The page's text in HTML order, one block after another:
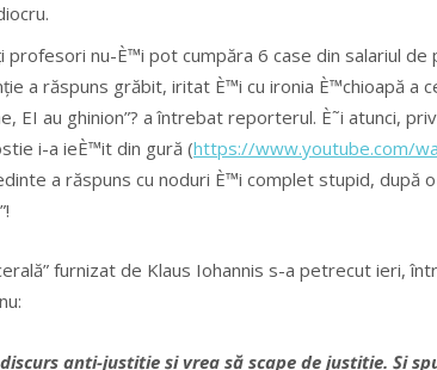
profesori nu-È™i pot cumpăra 6 case din salariul
a răspuns grăbit, iritat È™i cu ironia È™chioapă a
EI au ghinion”? a întrebat reporterul. È˜i atunci,
i-a ieÈ™it din gură (https://www.youtube.com/
a răspuns cu noduri È™i complet stupid, după
furnizat de Klaus Iohannis s-a petrecut ieri,
anti-justiție și vrea să scape de justiție. Și